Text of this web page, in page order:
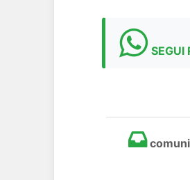
SEGUI